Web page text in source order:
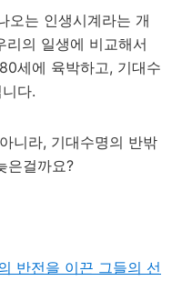
오는 인생시계라는 개
의 일생에 비교해서
세에 육박하고, 기대수
다.
니라, 기대수명의 반밖
은걸까요?
반전을 이끈 그들의 선